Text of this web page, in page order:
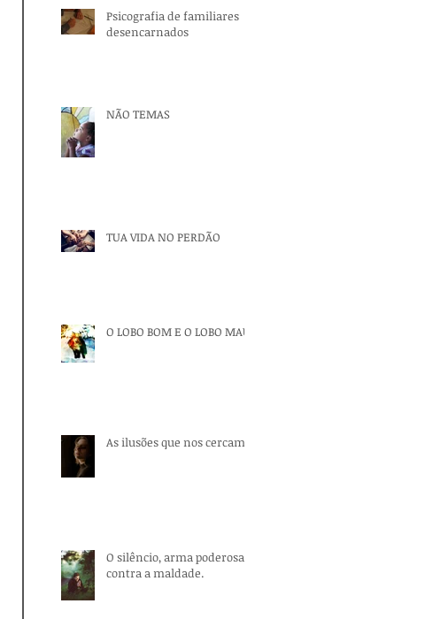
Psicografia de familiares
desencarnados
NÃO TEMAS
TUA VIDA NO PERDÃO
O LOBO BOM E O LOBO MAU
As ilusões que nos cercam.
O silêncio, arma poderosa
contra a maldade.